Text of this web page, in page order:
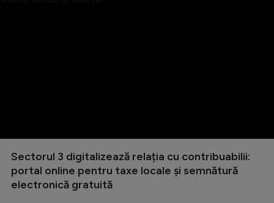
Sectorul 3 digitalizează relația cu contribuabilii:
portal online pentru taxe locale și semnătură
electronică gratuită